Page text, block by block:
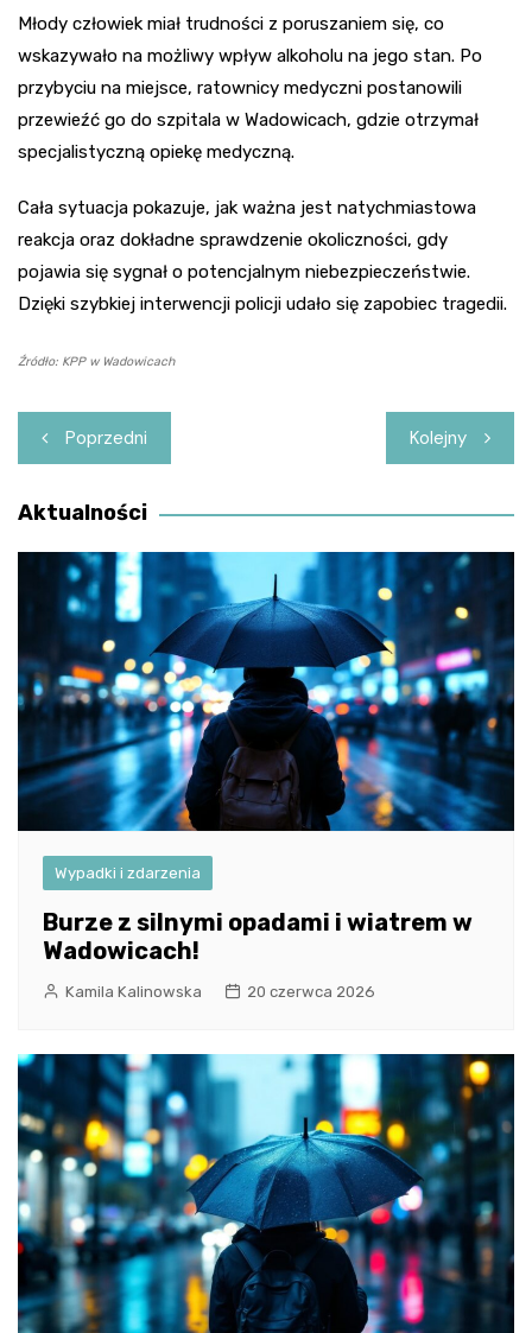
Młody człowiek miał trudności z poruszaniem się, co
wskazywało na możliwy wpływ alkoholu na jego stan. Po
przybyciu na miejsce, ratownicy medyczni postanowili
przewieźć go do szpitala w Wadowicach, gdzie otrzymał
specjalistyczną opiekę medyczną.
Cała sytuacja pokazuje, jak ważna jest natychmiastowa
reakcja oraz dokładne sprawdzenie okoliczności, gdy
pojawia się sygnał o potencjalnym niebezpieczeństwie.
Dzięki szybkiej interwencji policji udało się zapobiec tragedii.
Źródło: KPP w Wadowicach
Nawigacja
wpisu
Poprzedni Kolejny
Aktualności
Wypadki i zdarzenia
Burze z silnymi opadami i wiatrem w
Wadowicach!
Kamila Kalinowska 20 czerwca 2026